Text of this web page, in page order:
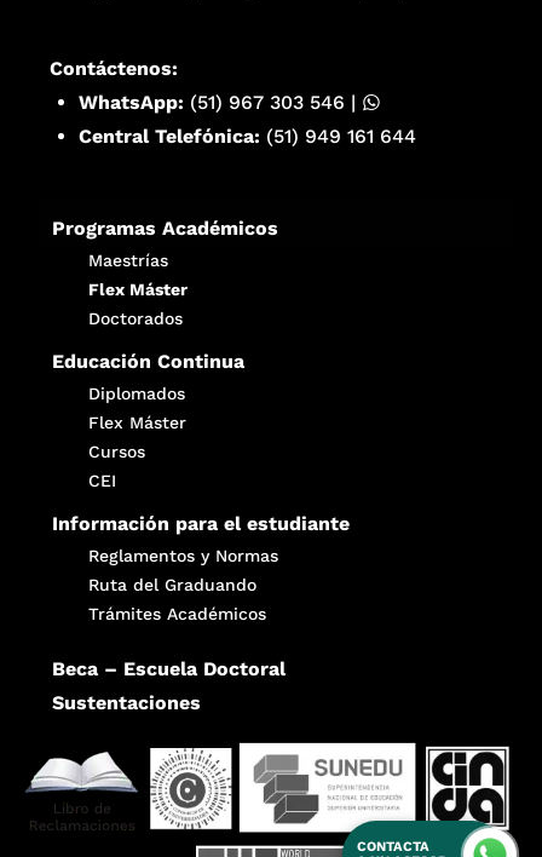
CONTACTA
Contáctenos:
WhatsApp: (51) 967 303 546 |
Central Telefónica: (51) 949 161 644
Programas Académicos
Maestrías
Flex Máster
Doctorados
Educación Continua
Diplomados
Flex Máster
Cursos
CEI
Información para el estudiante
Reglamentos y Normas
Ruta del Graduando
Trámites Académicos
Beca – Escuela Doctoral
Sustentaciones